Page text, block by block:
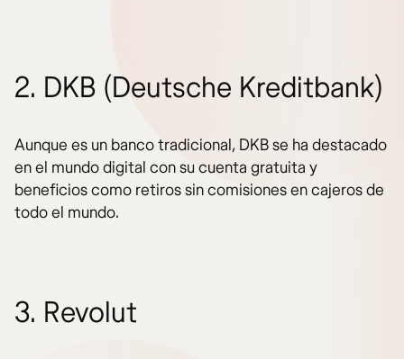
2. DKB (Deutsche Kreditbank)
Aunque es un banco tradicional, DKB se ha destacado
en el mundo digital con su cuenta gratuita y
beneficios como retiros sin comisiones en cajeros de
todo el mundo.
3. Revolut